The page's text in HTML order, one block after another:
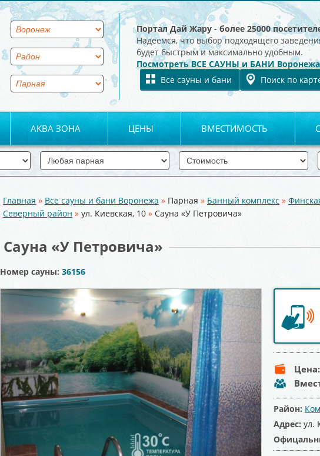
Портал Дай Жару - более 25000
Надеемся, что выбор подходящего
будет быстрым и максимально удобным.
Посмотреть ВСЕ САУНЫ и БАНИ Воронежа
Все сауны и бани
Поиск по
АКВА ЗОНА ЦЕНЫ ВМЕСТИМОСТЬ
Вы здесь
Главная » Все сауны и бани Воронежа » Парная » Банный комплекс »
Северный район » ул. Киевская, 10 » Сауна «У Петровича»
Сауна «У Петровича»
Номер сауны: 36156
Район:
Адрес: ул.